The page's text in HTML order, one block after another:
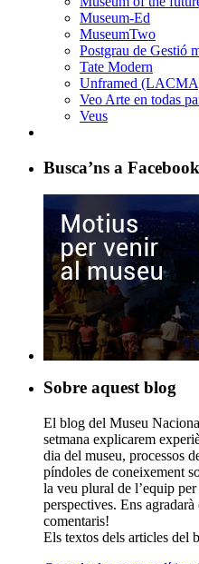
Museum-Ed
MuseumTwo
Postgrau de Gestió
Tate Modern
Unframed
Veo Arte en todas
Veus
Busca’ns a Facebook
Sobre aquest blog
El blog del Museu
setmana explicarem
dia del museu, processos
píndoles de coneixement
la veu plural de l’equip
perspectives. Ens
comentaris!
Els textos dels articles del